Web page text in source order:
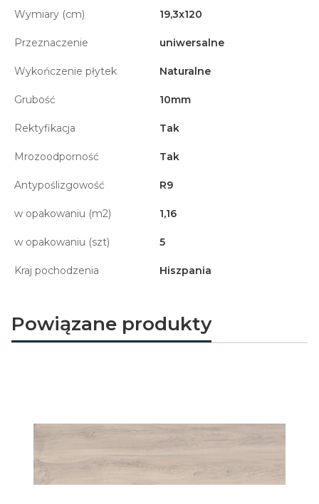
Wymiary (cm) 19,3x120
Przeznaczenie uniwersalne
Wykończenie płytek Naturalne
Grubość 10mm
Rektyfikacja Tak
Mrozoodporność Tak
Antypoślizgowość R9
w opakowaniu (m2) 1,16
w opakowaniu (szt) 5
Kraj pochodzenia Hiszpania
Powiązane produkty